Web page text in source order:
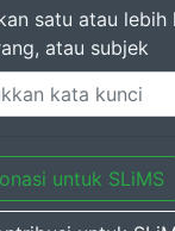
satu atau
atau subjek
untuk SLiMS